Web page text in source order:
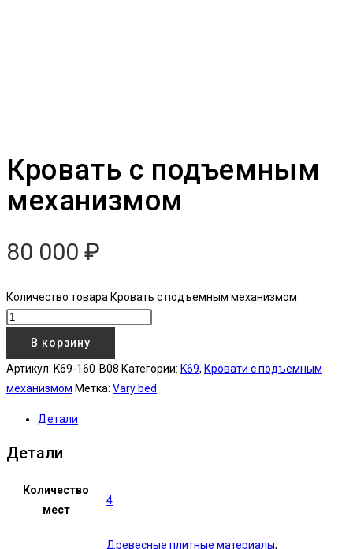
Кровать с подъемным
механизмом
80 000 ₽
Количество товара Кровать с подъемным механизмом
В корзину
Артикул: K69-160-B08 Категории: K69, Кровати с подъемным
механизмом Метка: Vary bed
Детали
Детали
Количество
мест
4
Древесные плитные материалы,